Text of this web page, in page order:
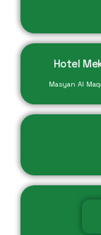
Hotel
Masyan Al